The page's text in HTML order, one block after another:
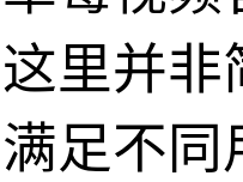
里并
足不